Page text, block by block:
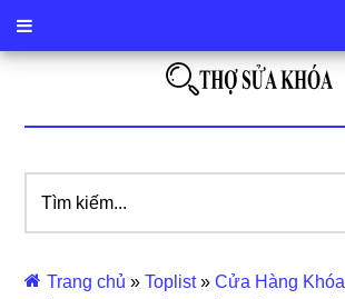
kiếm...
Trang chủ »Toplist»Cửa Hàng Khóa